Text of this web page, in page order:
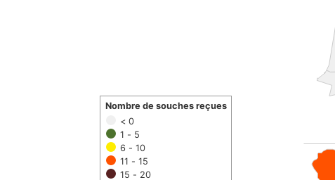
< 0
1 - 5
6 - 10
11 - 15
15 - 20
Nombre de souches reçues